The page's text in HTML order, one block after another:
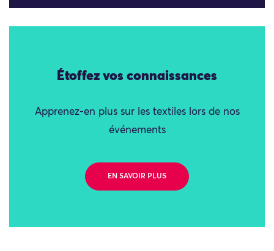
Étoffez vos connaissances
Apprenez-en plus sur les textiles lors de nos
événements
EN SAVOIR PLUS